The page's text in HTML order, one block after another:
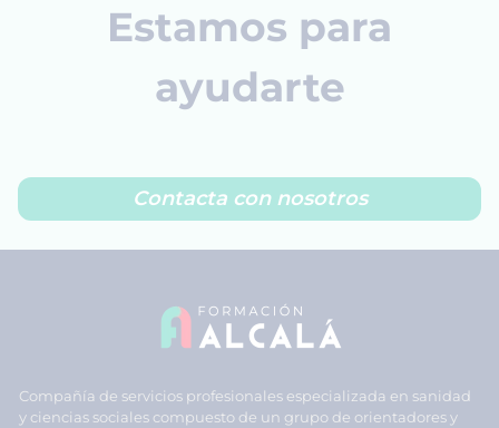
Estamos para
ayudarte
Contacta con nosotros
Compañía de servicios profesionales especializada en sanidad
y ciencias sociales compuesto de un grupo de orientadores y